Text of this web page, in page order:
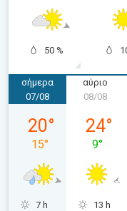
50 %
σήμερα
Παρασκευή 07/08
07/08
20°
15°
7 h
αύριο
08/08
24°
9°
13 h